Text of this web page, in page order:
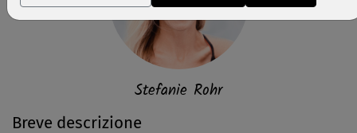
Breve descrizione
Stefanie Rohr